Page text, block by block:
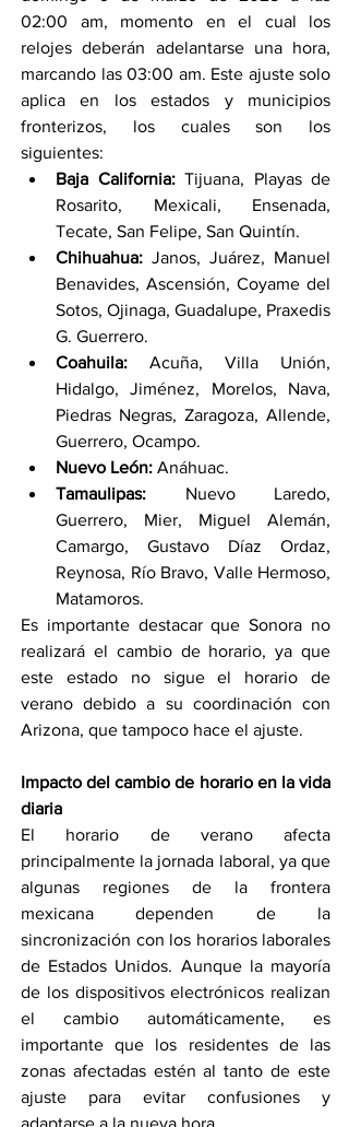
02:00 am, momento en el cual los
relojes deberán adelantarse una hora,
marcando las 03:00 am. Este ajuste solo
aplica en los estados y municipios
fronterizos, los cuales son los
siguientes:
Baja California: Tijuana, Playas de
Rosarito, Mexicali, Ensenada,
Tecate, San Felipe, San Quintín.
Chihuahua: Janos, Juárez, Manuel
Benavides, Ascensión, Coyame del
Sotos, Ojinaga, Guadalupe, Praxedis
G. Guerrero.
Coahuila: Acuña, Villa Unión,
Hidalgo, Jiménez, Morelos, Nava,
Piedras Negras, Zaragoza, Allende,
Guerrero, Ocampo.
Nuevo León: Anáhuac.
Tamaulipas: Nuevo Laredo,
Guerrero, Mier, Miguel Alemán,
Camargo, Gustavo Díaz Ordaz,
Reynosa, Río Bravo, Valle Hermoso,
Matamoros.
Es importante destacar que Sonora no
realizará el cambio de horario, ya que
este estado no sigue el horario de
verano debido a su coordinación con
Arizona, que tampoco hace el ajuste.
Impacto del cambio de horario en la vida
diaria
El horario de verano afecta
principalmente la jornada laboral, ya que
algunas regiones de la frontera
mexicana dependen de la
sincronización con los horarios laborales
de Estados Unidos. Aunque la mayoría
de los dispositivos electrónicos realizan
el cambio automáticamente, es
importante que los residentes de las
zonas afectadas estén al tanto de este
ajuste para evitar confusiones y